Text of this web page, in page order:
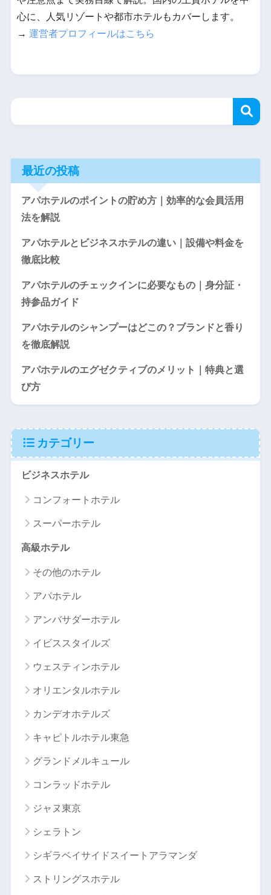
心に、人気リゾートや都市ホテルもカバーします。
→ 運営者プロフィールはこちら
最近の投稿
アパホテルのポイントの貯め方｜効率的な会員活用
法を解説
アパホテルとビジネスホテルの違い｜設備や料金を
徹底比較
アパホテルのチェックインに必要なもの｜身分証・
持参品ガイド
アパホテルのシャンプーはどこの？ブランドと香り
を徹底解説
アパホテルのエグゼクティブのメリット｜特典と選
び方
カテゴリー
ビジネスホテル
コンフォートホテル
スーパーホテル
高級ホテル
その他のホテル
アパホテル
アンバサダーホテル
イビススタイルズ
ウェスティンホテル
オリエンタルホテル
カンデオホテルズ
キャピトルホテル東急
グランドメルキュール
コンラッドホテル
ジャヌ東京
シェラトン
シギラベイサイドスイートアラマンダ
ストリングスホテル